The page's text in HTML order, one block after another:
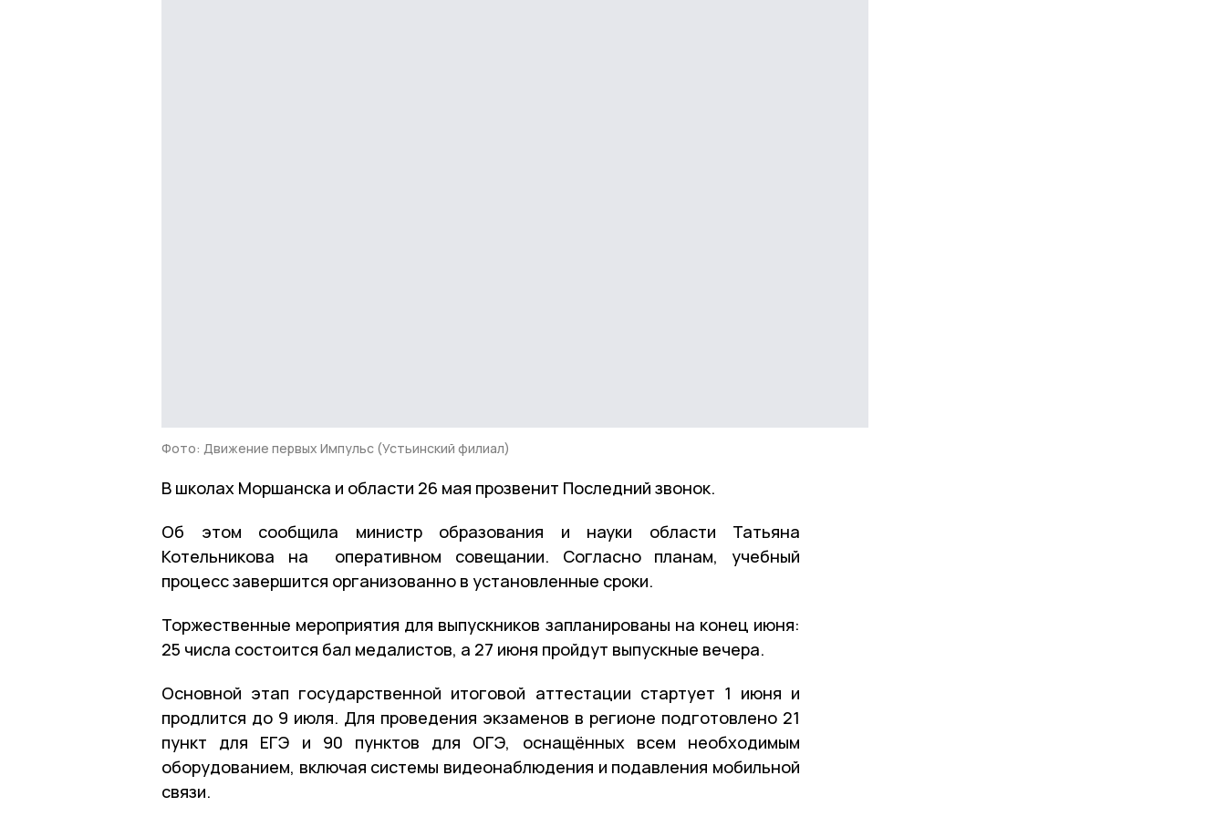
Фото: Движение первых Импульс (Устьинский филиал)
В школах Моршанска и области 26 мая прозвенит Последний звонок.
Об этом сообщила министр образования и науки области Татьяна
Котельникова на оперативном совещании. Согласно планам, учебный
процесс завершится организованно в установленные сроки.
Торжественные мероприятия для выпускников запланированы на конец июня:
25 числа состоится бал медалистов, а 27 июня пройдут выпускные вечера.
Основной этап государственной итоговой аттестации стартует 1 июня и
продлится до 9 июля. Для проведения экзаменов в регионе подготовлено 21
пункт для ЕГЭ и 90 пунктов для ОГЭ, оснащённых всем необходимым
оборудованием, включая системы видеонаблюдения и подавления мобильной
связи.